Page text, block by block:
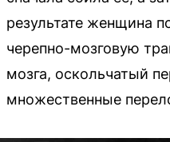
результате женщина
черепно-мозговую
мозга, оскольчатый
множественные